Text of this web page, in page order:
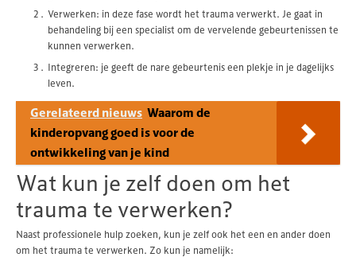
Verwerken: in deze fase wordt het trauma verwerkt. Je gaat in
behandeling bij een specialist om de vervelende gebeurtenissen te
kunnen verwerken.
Integreren: je geeft de nare gebeurtenis een plekje in je dagelijks
leven.
Gerelateerd nieuws Waarom de
kinderopvang goed is voor de
ontwikkeling van je kind
Wat kun je zelf doen om het
trauma te verwerken?
Naast professionele hulp zoeken, kun je zelf ook het een en ander doen
om het trauma te verwerken. Zo kun je namelijk: